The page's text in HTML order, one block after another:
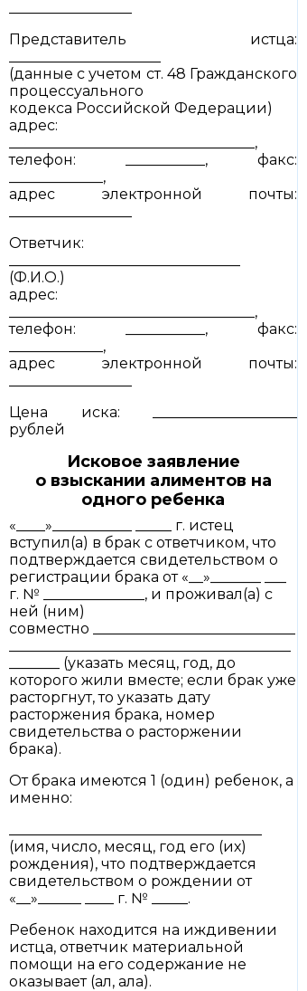
Представитель истца:
(данные с учетом ст. 48 Гражданского
процессуального
кодекса Российской Федерации)
адрес:
__________________________________,
телефон: ___________, факс:
_____________,
адрес электронной почты:
Ответчик:
(Ф.И.О.)
адрес:
__________________________________,
телефон: ___________, факс:
_____________,
адрес электронной почты:
Цена иска: ____________________
рублей
Исковое заявление
о взыскании алиментов на
одного ребенка
«____»___________ _____ г. истец
вступил(а) в брак с ответчиком, что
подтверждается свидетельством о
регистрации брака от «__»_______ ___
г. № ______________, и проживал(а) с
ней (ним)
совместно ____________________________
_______ (указать месяц, год, до
которого жили вместе; если брак уже
расторгнут, то указать дату
расторжения брака, номер
свидетельства о расторжении
брака).
От брака имеются 1 (один) ребенок, а
именно:
(имя, число, месяц, год его (их)
рождения), что подтверждается
свидетельством о рождении от
«__»______ ____ г. № _____.
Ребенок находится на иждивении
истца, ответчик материальной
помощи на его содержание не
оказывает (ал, ала).